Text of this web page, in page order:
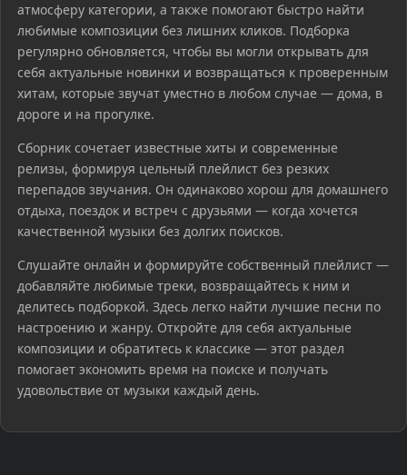
атмосферу категории, а также помогают быстро найти
любимые композиции без лишних кликов. Подборка
регулярно обновляется, чтобы вы могли открывать для
себя актуальные новинки и возвращаться к проверенным
хитам, которые звучат уместно в любом случае — дома, в
дороге и на прогулке.
Сборник сочетает известные хиты и современные
релизы, формируя цельный плейлист без резких
перепадов звучания. Он одинаково хорош для домашнего
отдыха, поездок и встреч с друзьями — когда хочется
качественной музыки без долгих поисков.
Слушайте онлайн и формируйте собственный плейлист —
добавляйте любимые треки, возвращайтесь к ним и
делитесь подборкой. Здесь легко найти лучшие песни по
настроению и жанру. Откройте для себя актуальные
композиции и обратитесь к классике — этот раздел
помогает экономить время на поиске и получать
удовольствие от музыки каждый день.